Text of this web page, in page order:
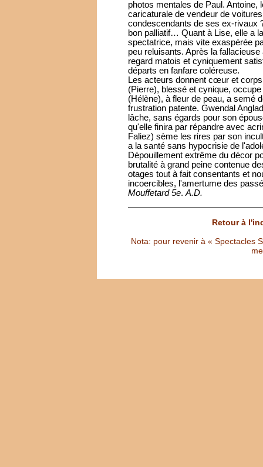
photos mentales de Paul. Antoine,
caricaturale de vendeur de
condescendants de ses ex-rivaux
bon palliatif… Quant à Lise, elle a
spectatrice, mais vite exaspérée
peu reluisants. Après la
regard matois et cyniquement
départs en fanfare coléreuse.
Les acteurs donnent cœur et
(Pierre), blessé et cynique,
(Hélène), à fleur de peau, a semé
frustration patente. Gwendal
lâche, sans égards pour son
qu'elle finira par répandre avec
Faliez) sème les rires par son
a la santé sans hypocrisie de
Dépouillement extrême du décor
brutalité à grand peine contenue
otages tout à fait consentants et
incoercibles, l'amertume des
Mouffetard 5e. A.D.
Retour à
Nota: pour revenir à « Spectacles